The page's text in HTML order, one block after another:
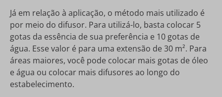
Já em relação à aplicação, o método mais utilizado é
por meio do difusor. Para utilizá-lo, basta colocar 5
gotas da essência de sua preferência e 10 gotas de
água. Esse valor é para uma extensão de 30 m². Para
áreas maiores, você pode colocar mais gotas de óleo
e água ou colocar mais difusores ao longo do
estabelecimento.